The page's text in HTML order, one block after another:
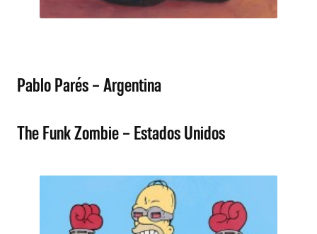
Pablo Parés – Argentina
The Funk Zombie – Estados Unidos